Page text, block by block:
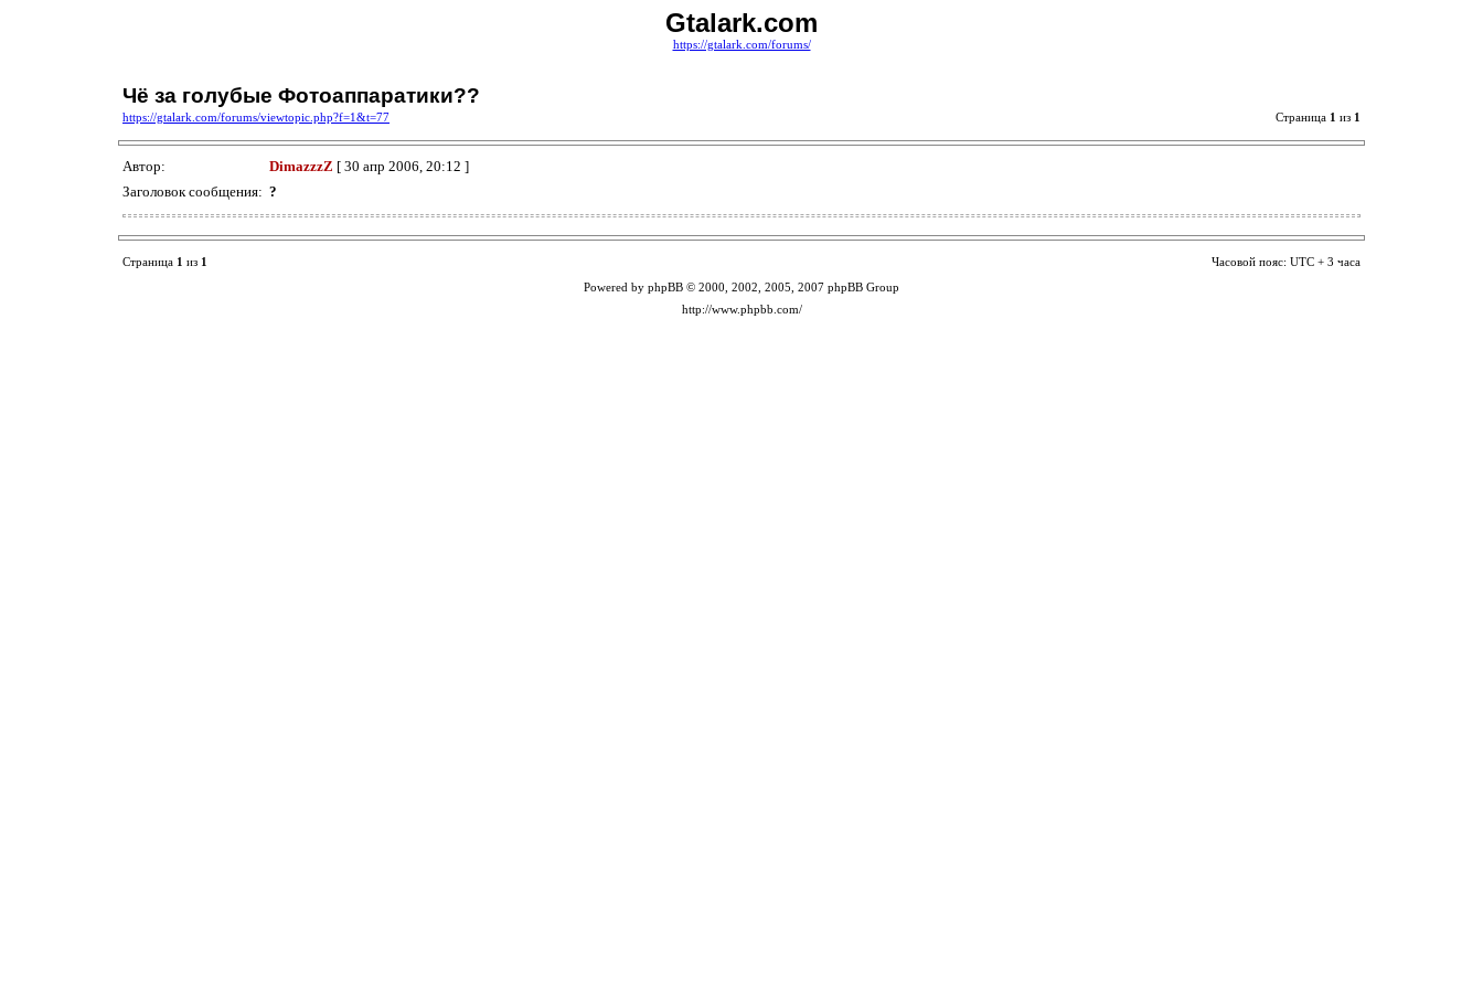
Gtalark.com
https://gtalark.com/forums/
Чё за голубые Фотоаппаратики??
https://gtalark.com/forums/viewtopic.php?f=1&t=77 Страница 1 из 1
Автор: DimazzzZ [ 30 апр 2006, 20:12 ]
Заголовок сообщения: ?
Страница 1 из 1 Часовой пояс: UTC + 3 часа
Powered by phpBB © 2000, 2002, 2005, 2007 phpBB Group
http://www.phpbb.com/